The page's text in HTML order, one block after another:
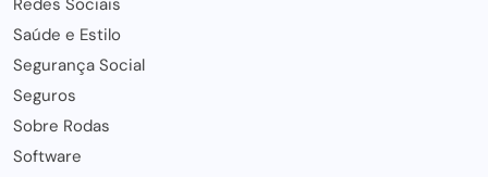
Saúde e Estilo
Segurança Social
Seguros
Sobre Rodas
Software